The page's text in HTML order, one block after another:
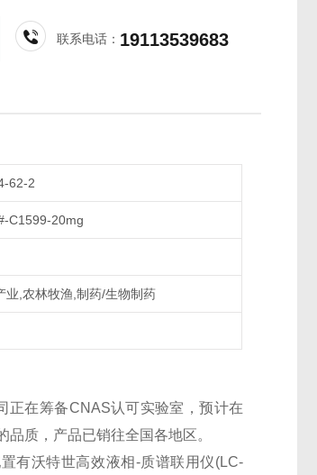
联系电话： 19113539683
62-2
C1599-20mg
业,农林牧渔,制药/生物制药
在筹备CNAS认可实验室，预计在
质，产品已销往全国各地区。
有沃特世高效液相-质谱联用仪(LC-